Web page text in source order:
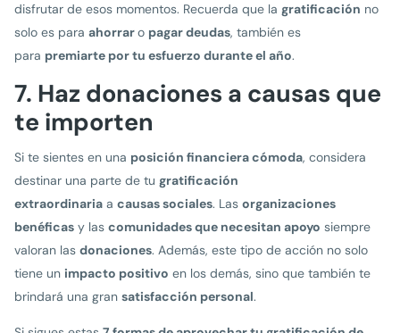
disfrutar de esos momentos. Recuerda que la gratificación no
solo es para ahorraro pagar deudas, también es
para premiarte por tu esfuerzo durante el año.
7. Haz donaciones a causas que
te importen
Si te sientes en una posición financiera cómoda, considera
destinar una parte de tu gratificación
extraordinaria a causas sociales. Las organizaciones
benéficas y las comunidades que necesitan apoyo siempre
valoran las donaciones. Además, este tipo de acción no solo
tiene un impacto positivo en los demás, sino que también te
brindará una gran satisfacción personal.